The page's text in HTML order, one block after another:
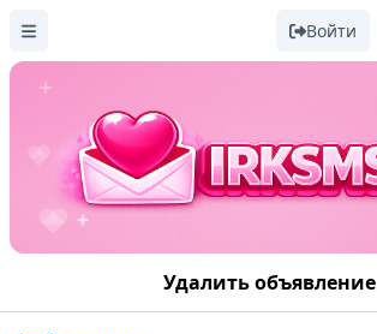
Войти
Удалить объявление